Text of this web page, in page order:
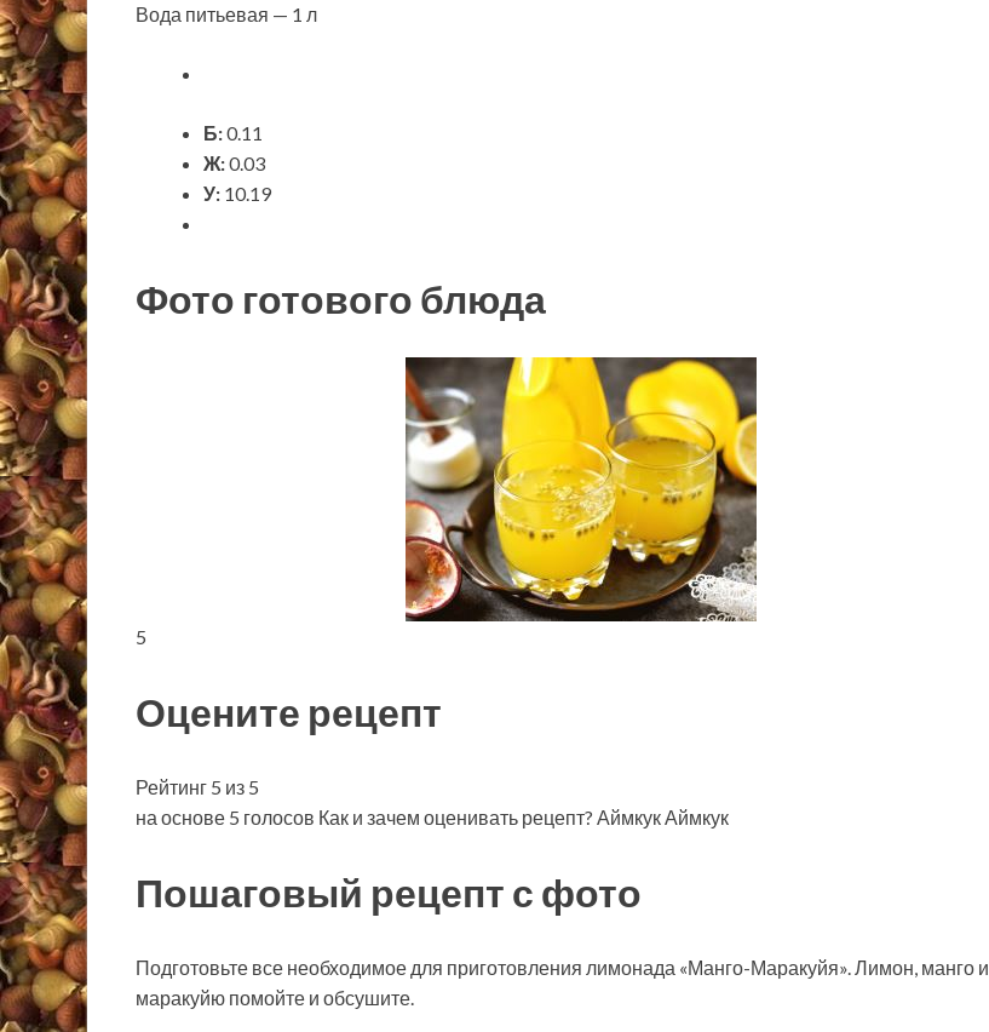
Вода питьевая — 1 л
Б:0.11
Ж:0.03
У: 10.19
Фото готового блюда
5
Оцените рецепт
Рейтинг 5 из 5
на основе 5 голосов Как и зачем оценивать рецепт? Аймкук Аймкук
Пошаговый рецепт с фото
Подготовьте все необходимое для приготовления лимонада «Манго-Маракуйя». Лимон, манго и
маракуйю помойте и обсушите.